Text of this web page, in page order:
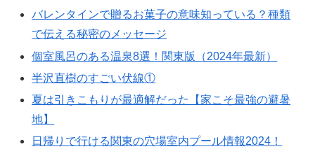
バレンタインで贈るお菓子の意味知っている？種類
で伝える秘密のメッセージ
個室風呂のある温泉8選！関東版（2024年最新）
半沢直樹のすごい伏線①
夏は引きこもりが最適解だった【家こそ最強の避暑
地】
日帰りで行ける関東の穴場室内プール情報2024！